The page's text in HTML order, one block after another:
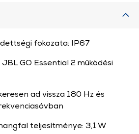
fokozata: IP67
GO Essential 2 működési
ad vissza 180 Hz és
teljesítménye: 3,1 W